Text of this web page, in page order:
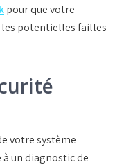
pour que votre
potentielles failles
votre système
un diagnostic de